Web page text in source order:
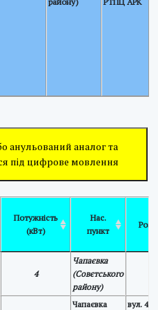
анульований аналог та
під цифрове мовлення
Потужність
(кВт)
Нас.
пункт
4
Чапаєвка
(Совєтського
району)
Чапаєвка
вул. 40